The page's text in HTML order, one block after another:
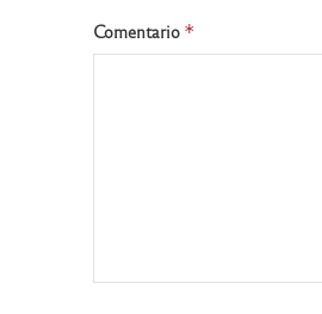
Comentario *